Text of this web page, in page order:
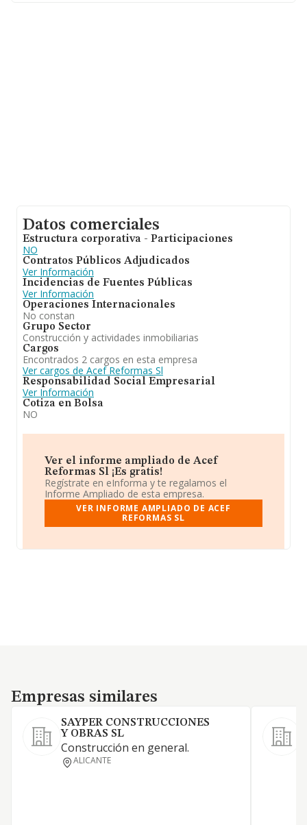
Datos comerciales
Estructura corporativa - Participaciones
NO
Contratos Públicos Adjudicados
Ver Información
Incidencias de Fuentes Públicas
Ver Información
Operaciones Internacionales
No constan
Grupo Sector
Construcción y actividades inmobiliarias
Cargos
Encontrados 2 cargos en esta empresa
Ver cargos de Acef Reformas Sl
Responsabilidad Social Empresarial
Ver Información
Cotiza en Bolsa
NO
Ver el informe ampliado de Acef
Reformas Sl ¡Es gratis!
Regístrate en eInforma y te regalamos el
Informe Ampliado de esta empresa.
VER INFORME AMPLIADO DE ACEF
REFORMAS SL
Empresas similares
Empresas similares
SAYPER CONSTRUCCIONES
Y OBRAS SL
Construcción en general.
ALICANTE